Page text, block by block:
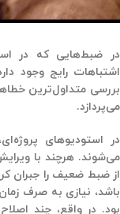
در ضبط‌هایی که در
اشتباهات رایج وجود
بررسی متداول‌ترین
می‌پردازد.
در استودیوهای
می‌شوند. هرچند با
از ضبط ضعیف را جبران
باشد، نیازی به صرف
بود. در واقع، چند